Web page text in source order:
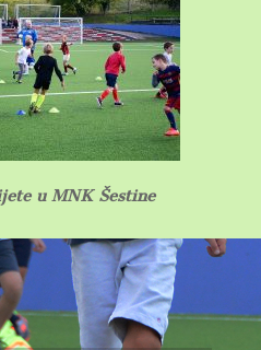
u MNK Šestine